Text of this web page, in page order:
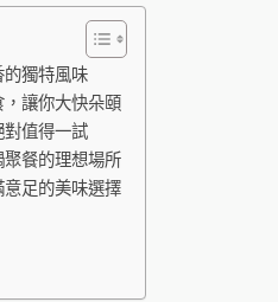
獨特風味
讓你大快朵頤
值得一試
餐的理想場所
足的美味選擇